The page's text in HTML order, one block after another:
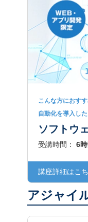
こんな方におす
自動化を導入し
ソフトウ
受講時間： 6
講座詳細はこ
アジャイ